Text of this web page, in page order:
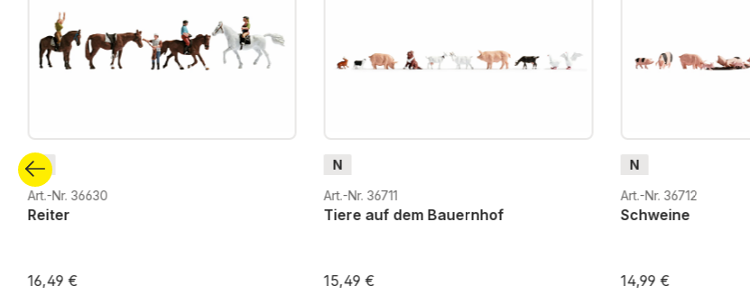
N
Art.-Nr. 36630
Reiter
16,49 €
N
Art.-Nr. 36711
Tiere auf dem Bauernhof
15,49 €
N
Art.-Nr. 36712
Schweine
14,99 €